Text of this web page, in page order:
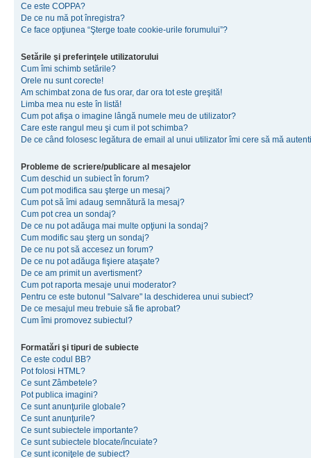
Ce este COPPA?
De ce nu mă pot înregistra?
Ce face opţiunea “Şterge toate cookie-urile forumului”?
Setările şi preferinţele utilizatorului
Cum îmi schimb setările?
Orele nu sunt corecte!
Am schimbat zona de fus orar, dar ora tot este greşită!
Limba mea nu este în listă!
Cum pot afişa o imagine lângă numele meu de utilizator?
Care este rangul meu şi cum il pot schimba?
De ce când folosesc legătura de email al unui utilizator îmi cere să mă
Probleme de scriere/publicare al mesajelor
Cum deschid un subiect în forum?
Cum pot modifica sau şterge un mesaj?
Cum pot să îmi adaug semnătură la mesaj?
Cum pot crea un sondaj?
De ce nu pot adăuga mai multe opţiuni la sondaj?
Cum modific sau şterg un sondaj?
De ce nu pot să accesez un forum?
De ce nu pot adăuga fişiere ataşate?
De ce am primit un avertisment?
Cum pot raporta mesaje unui moderator?
Pentru ce este butonul "Salvare" la deschiderea unui subiect?
De ce mesajul meu trebuie să fie aprobat?
Cum îmi promovez subiectul?
Formatări şi tipuri de subiecte
Ce este codul BB?
Pot folosi HTML?
Ce sunt Zâmbetele?
Pot publica imagini?
Ce sunt anunţurile globale?
Ce sunt anunţurile?
Ce sunt subiectele importante?
Ce sunt subiectele blocate/încuiate?
Ce sunt iconiţele de subiect?